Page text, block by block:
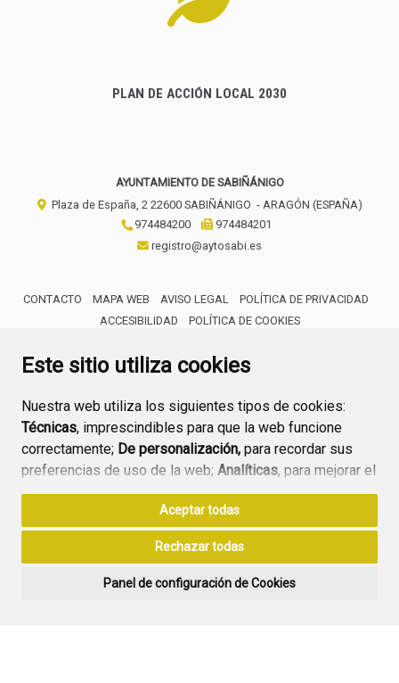
Este sitio utiliza cookies
Nuestra web utiliza los siguientes tipos de cookies:
Técnicas, imprescindibles para que la web funcione
correctamente; De personalización, para recordar sus
preferencias de uso de la web; Analíticas, para mejorar el
funcionamiento de la web y sus servicios.
Si acepta pulsando el botón“Aceptar todas”
consideramos que acepta su uso. Si pulsa el botón
ninguna acción, se guardarán las cookies técnicas
Aceptar todas
Rechazar todas
Panel de configuración de Cookies
PLAN DE ACCIÓN LOCAL 2030
AYUNTAMIENTO DE SABIÑÁNIGO
Plaza de España, 2 22600 SABIÑÁNIGO - ARAGÓN (ESPAÑA)
974484200
974484201
registro@aytosabi.es
CONTACTO MAPA WEB AVISO LEGAL
POLÍTICA DE PRIVACIDAD
ACCESIBILIDAD
POLÍTICA DE COOKIES